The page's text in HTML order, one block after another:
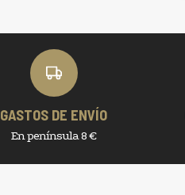
GASTOS DE ENVÍO
En península 8 €